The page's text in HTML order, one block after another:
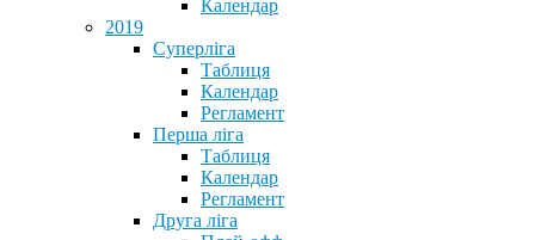
Календар
2019
Суперліга
Таблиця
Календар
Регламент
Перша ліга
Таблиця
Календар
Регламент
Друга ліга